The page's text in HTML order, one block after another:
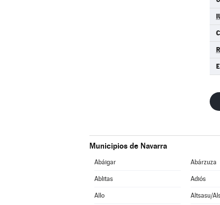
Municipios de Navarra
Abáigar Abárzuza
Ablitas Adiós
Allo Altsasu/